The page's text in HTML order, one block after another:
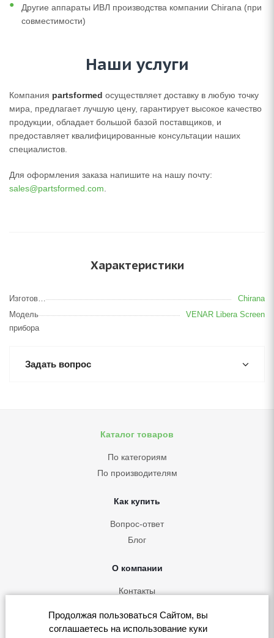
Продолжая пользоваться Сайтом, вы
соглашаетесь на использование куки
Другие аппараты ИВЛ производства компании Chirana (при
совместимости)
Наши услуги
Компания partsformed осуществляет доставку в любую точку
мира, предлагает лучшую цену, гарантирует высокое качество
продукции, обладает большой базой поставщиков, и
предоставляет квалифицированные консультации наших
специалистов.
Для оформления заказа напишите на нашу почту:
sales@partsformed.com
Характеристики
Изготовитель
Chirana
Модель
прибора
VENAR Libera Screen
Задать вопрос
Каталог товаров
По категориям
По производителям
Как купить
Вопрос-ответ
Блог
О компании
Контакты
Согласие на обработку персональных данных